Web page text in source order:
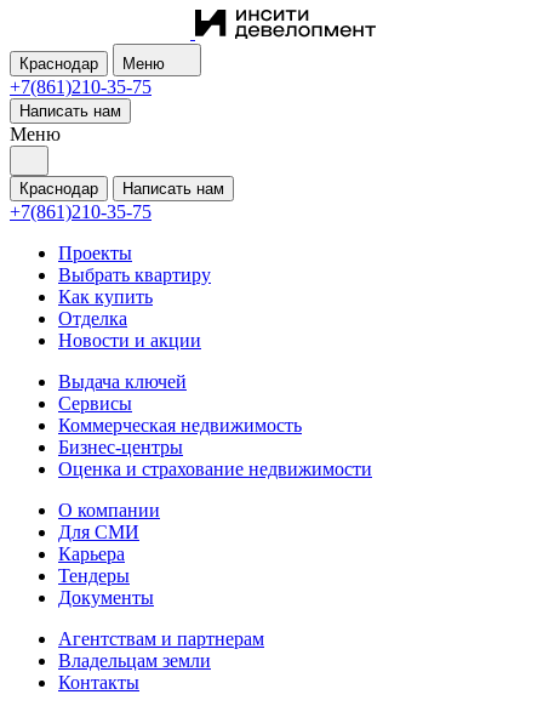
Краснодар Меню
+7(861)210-35-75
Написать нам
Меню
Краснодар Написать нам
+7(861)210-35-75
Проекты
Выбрать квартиру
Как купить
Отделка
Новости и акции
Выдача ключей
Сервисы
Коммерческая недвижимость
Бизнес-центры
Оценка и страхование недвижимости
О компании
Для СМИ
Карьера
Тендеры
Документы
Агентствам и партнерам
Владельцам земли
Контакты